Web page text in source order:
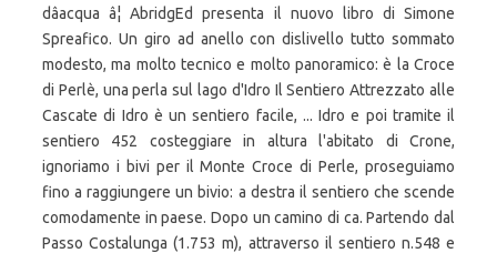
dâacqua â¦ AbridgEd presenta il nuovo libro di Simone
Spreafico. Un giro ad anello con dislivello tutto sommato
modesto, ma molto tecnico e molto panoramico: è la Croce
di Perlè, una perla sul lago d'Idro Il Sentiero Attrezzato alle
Cascate di Idro è un sentiero facile, ... Idro e poi tramite il
sentiero 452 costeggiare in altura l'abitato di Crone,
ignoriamo i bivi per il Monte Croce di Perle, proseguiamo
fino a raggiungere un bivio: a destra il sentiero che scende
comodamente in paese. Dopo un camino di ca. Partendo dal
Passo Costalunga (1.753 m), attraverso il sentiero n.548 e